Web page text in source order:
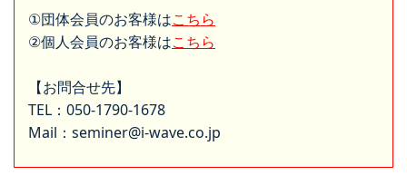
①団体会員のお客様はこちら
②個人会員のお客様はこちら
【お問合せ先】
TEL：050-1790-1678
Mail：seminer@i-wave.co.jp